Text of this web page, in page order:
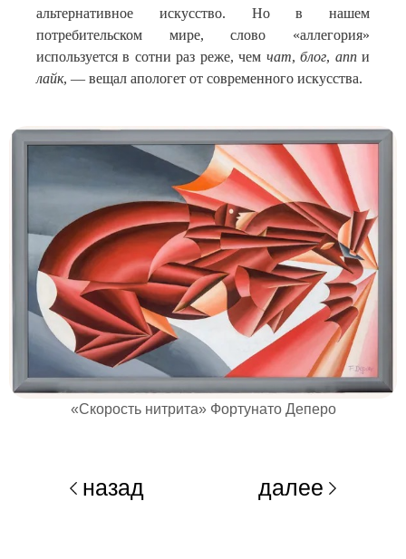
альтернативное искусство. Но в нашем
потребительском мире, слово «аллегория»
используется в сотни раз реже, чем чат,блог, аппи
лайк, — вещал апологет от современного искусства.
«Скорость нитрита» Фортунато Деперо
назад далее